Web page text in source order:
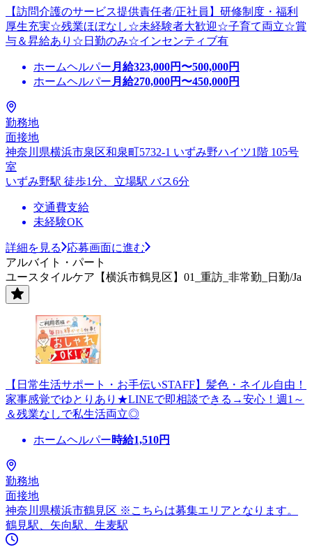
【訪問介護のサービス提供責任者/正社員】研修制度・福利
厚生充実☆残業ほぼなし☆未経験者大歓迎☆子育て両立☆賞
与＆昇給あり☆日勤のみ☆インセンティブ有
ホームヘルパー 月給323,000円〜500,000円
ホームヘルパー 月給270,000円〜450,000円
勤務地
面接地
神奈川県横浜市泉区和泉町5732-1 いずみ野ハイツ1階 105号
室
いずみ野駅 徒歩1分、立場駅 バス6分
交通費支給
未経験OK
詳細を見る
応募画面に進む
アルバイト・パート
ユースタイルケア【横浜市鶴見区】01_重訪_非常勤_日勤/Ja
【日常生活サポート・お手伝いSTAFF】髪色・ネイル自由！
家事感覚でゆとりあり★LINEで即相談できる→安心！週1～
＆残業なしで私生活両立◎
ホームヘルパー時給1,510円
勤務地
面接地
神奈川県横浜市鶴見区 ※こちらは募集エリアとなります。
鶴見駅、矢向駅、生麦駅